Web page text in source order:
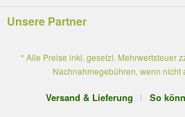
Unsere Partner
* Alle Preise inkl. gesetzl. Mehrwertsteuer
Nachnahmegebühren, wenn nicht
Versand & Lieferung
So